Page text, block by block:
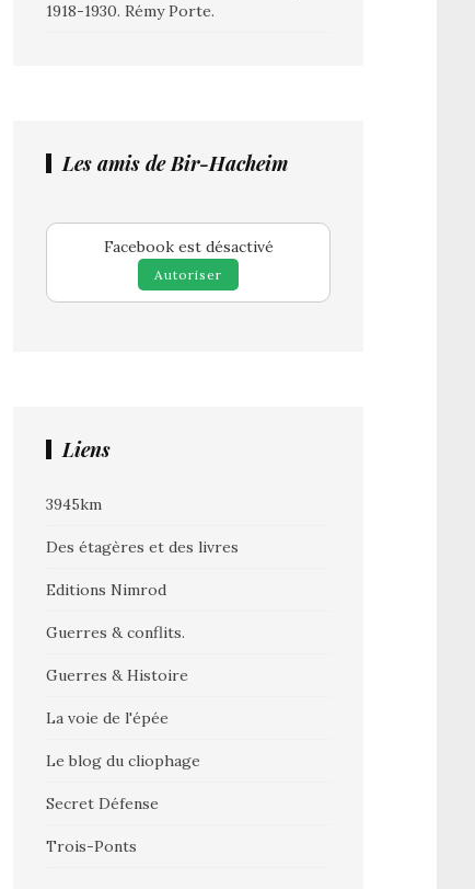
1918-1930. Rémy Porte.
Les amis de Bir-Hacheim
Facebook est désactivé
Autoriser
Liens
3945km
Des étagères et des livres
Editions Nimrod
Guerres & conflits.
Guerres & Histoire
La voie de l'épée
Le blog du cliophage
Secret Défense
Trois-Ponts